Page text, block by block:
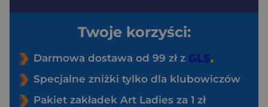
Twoje korzyści:
Darmowa dostawa od 99 zł z
Specjalne zniżki tylko dla klubowiczów
Pakiet zakładek Art Ladies za 1 zł